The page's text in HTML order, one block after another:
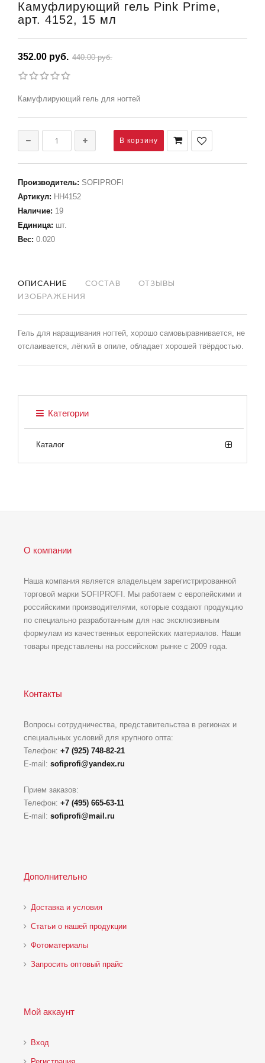
Камуфлирующий гель Pink Prime,
арт. 4152, 15 мл
352.00 руб. 440.00 руб.
Камуфлирующий гель для ногтей
Производитель: SOFIPROFI
Артикул: НН4152
Наличие: 19
Единица: шт.
Вес: 0.020
ОПИСАНИЕ СОСТАВ
ОТЗЫВЫ
ИЗОБРАЖЕНИЯ
Гель для наращивания ногтей, хорошо самовыравнивается, не
отслаивается, лёгкий в опиле, обладает хорошей твёрдостью.
Категории
Каталог
О компании
Наша компания является владельцем зарегистрированной
торговой марки SOFIPROFI. Мы работаем с европейскими и
российскими производителями, которые создают продукцию
по специально разработанным для нас эксклюзивным
формулам из качественных европейских материалов. Наши
товары представлены на российском рынке с 2009 года.
Контакты
Вопросы сотрудничества, представительства в регионах и
специальных условий для крупного опта:
Телефон: +7 (925) 748-82-21
E-mail: sofiprofi@yandex.ru
Прием заказов:
Телефон: +7 (495) 665-63-11
E-mail: sofiprofi@mail.ru
Дополнительно
Доставка и условия
Статьи о нашей продукции
Фотоматериалы
Запросить оптовый прайс
Мой аккаунт
Вход